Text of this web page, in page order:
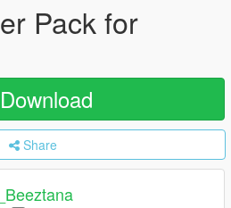
Pack for
Download
Share